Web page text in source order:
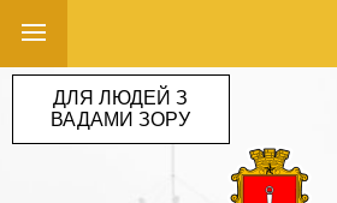
ДЛЯ ЛЮДЕЙ З
ВАДАМИ ЗОРУ